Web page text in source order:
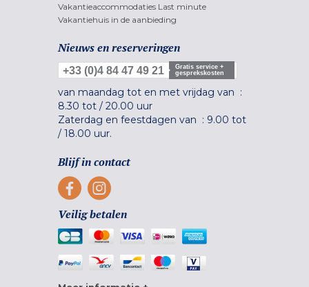
Vakantieaccommodaties Last minute
Vakantiehuis in de aanbieding
Nieuws en reserveringen
+33 (0)4 84 47 49 21
Gratis service +
gesprekskosten
van maandag tot en met vrijdag van :
8.30 tot / 20.00 uur
Zaterdag en feestdagen van : 9.00 tot
/ 18.00 uur.
Blijf in contact
Veilig betalen